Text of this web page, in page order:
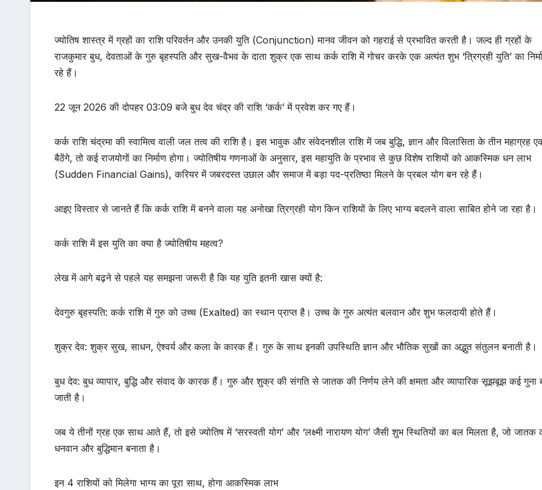
ज्योतिष शास्त्र में ग्रहों का राशि परिवर्तन और उनकी युति (Conjunction) मानव जीवन को गहराई से प्रभावित करती है। जल्द ही ग्रहों के
राजकुमार बुध, देवताओं के गुरु बृहस्पति और सुख-वैभव के दाता शुक्र एक साथ कर्क राशि में गोचर करके एक अत्यंत शुभ ‘त्रिग्रही युति’ का
रहे हैं।
22 जून 2026 की दोपहर 03:09 बजे बुध देव चंद्र की राशि ‘कर्क’ में प्रवेश कर गए हैं।
कर्क राशि चंद्रमा की स्वामित्व वाली जल तत्व की राशि है। इस भावुक और संवेदनशील राशि में जब बुद्धि, ज्ञान और विलासिता के तीन महाग्रह
बैठेंगे, तो कई राजयोगों का निर्माण होगा। ज्योतिषीय गणनाओं के अनुसार, इस महायुति के प्रभाव से कुछ विशेष राशियों को आकस्मिक धन लाभ
(Sudden Financial Gains), करियर में जबरदस्त उछाल और समाज में बड़ा पद-प्रतिष्ठा मिलने के प्रबल योग बन रहे हैं।
आइए विस्तार से जानते हैं कि कर्क राशि में बनने वाला यह अनोखा त्रिग्रही योग किन राशियों के लिए भाग्य बदलने वाला साबित होने जा रहा है।
कर्क राशि में इस युति का क्या है ज्योतिषीय महत्व?
लेख में आगे बढ़ने से पहले यह समझना जरूरी है कि यह युति इतनी खास क्यों है:
देवगुरु बृहस्पति: कर्क राशि में गुरु को उच्च (Exalted) का स्थान प्राप्त है। उच्च के गुरु अत्यंत बलवान और शुभ फलदायी होते हैं।
शुक्र देव: शुक्र सुख, साधन, ऐश्वर्य और कला के कारक हैं। गुरु के साथ इनकी उपस्थिति ज्ञान और भौतिक सुखों का अद्भुत संतुलन बनाती है।
बुध देव: बुध व्यापार, बुद्धि और संवाद के कारक हैं। गुरु और शुक्र की संगति से जातक की निर्णय लेने की क्षमता और व्यापारिक सूझबूझ कई गुना
जाती है।
जब ये तीनों ग्रह एक साथ आते हैं, तो इसे ज्योतिष में ‘सरस्वती योग’ और ‘लक्ष्मी नारायण योग’ जैसी शुभ स्थितियों का बल मिलता है, जो जातक
धनवान और बुद्धिमान बनाता है।
इन 4 राशियों को मिलेगा भाग्य का पूरा साथ, होगा आकस्मिक लाभ